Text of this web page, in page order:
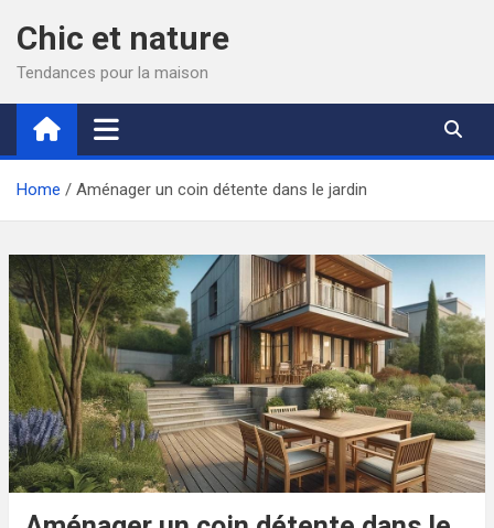
content
Chic et nature
Tendances pour la maison
Home Aménager un coin détente dans le jardin